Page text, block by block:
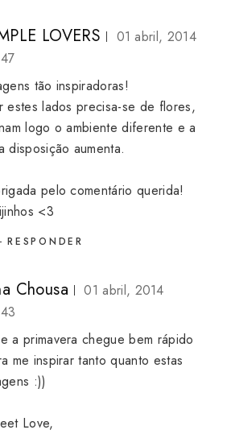
LOVERS
01 abril, 2014
tão inspiradoras!
estes lados precisa-se de flores,
logo o ambiente diferente e a
disposição aumenta.
pelo comentário querida!
<3
RESPONDER
Chousa
01 abril, 2014
a primavera chegue bem rápido
me inspirar tanto quanto estas
:))
Love,